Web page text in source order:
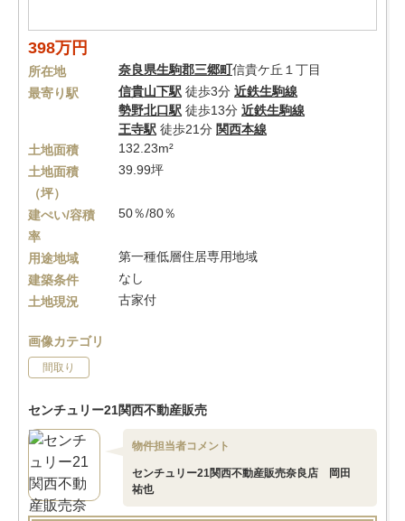
398万円
所在地 奈良県生駒郡三郷町信貴ケ丘１丁目
最寄り駅
信貴山下駅 徒歩3分 近鉄生駒線
勢野北口駅 徒歩13分 近鉄生駒線
王寺駅 徒歩21分 関西本線
土地面積
132.23m²
土地面積
（坪）
39.99坪
建ぺい/容積
率
50％/80％
用途地域
第一種低層住居専用地域
建築条件
なし
土地現況
古家付
画像カテゴリ
間取り
センチュリー21関西不動産販売
物件担当者コメント
センチュリー21関西不動産販売奈良店 岡田
祐也